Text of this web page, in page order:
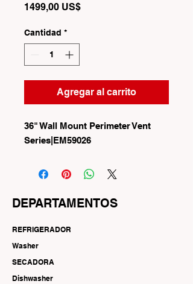
1499,00 US$Precio
Cantidad *
Agregar al carrito
36" Wall Mount Perimeter Vent
Series|EM59026
DEPARTAMENTOS
REFRIGERADOR
Washer
SECADORA
Dishwasher